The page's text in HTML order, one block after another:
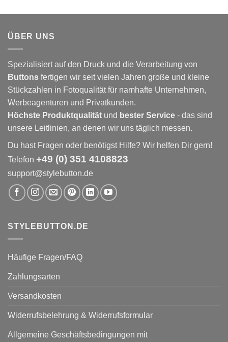
ÜBER UNS
Spezialisiert auf den Druck und die Verarbeitung von
Buttons fertigen wir seit vielen Jahren große und kleine
Stückzahlen in Fotoqualität für namhafte Unternehmen,
Werbeagenturen und Privatkunden.
Höchste Produktqualität und bester Service - das sind
unsere Leitlinien, an denen wir uns täglich messen.
Du hast Fragen oder benötigst Hilfe? Wir helfen Dir gern!
Telefon +49 (0) 351 4108823
support@stylebutton.de
STYLEBUTTON.DE
Häufige Fragen/FAQ
Zahlungsarten
Versandkosten
Widerrufsbelehrung & Widerrufsformular
Allgemeine Geschäftsbedingungen mit